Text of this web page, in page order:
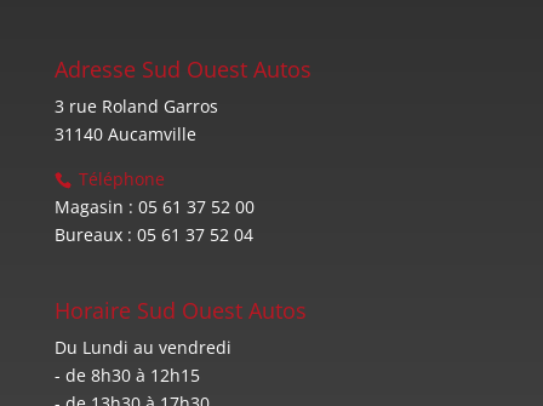
Adresse Sud Ouest Autos
3 rue Roland Garros
31140 Aucamville
Téléphone
Magasin : 05 61 37 52 00
Bureaux : 05 61 37 52 04
Horaire Sud Ouest Autos
Du Lundi au vendredi
- de 8h30 à 12h15